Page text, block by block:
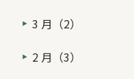
3 月（2）
2 月（3）